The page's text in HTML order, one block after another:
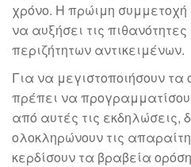
χρόνο. Η πρώιμη
να αυξήσει τις
περιζήτητων αντικειμένων.
Για να μεγιστοποιήσουν τα
πρέπει να
από αυτές τις εκδηλώσεις,
ολοκληρώνουν τις
κερδίσουν τα βραβεία